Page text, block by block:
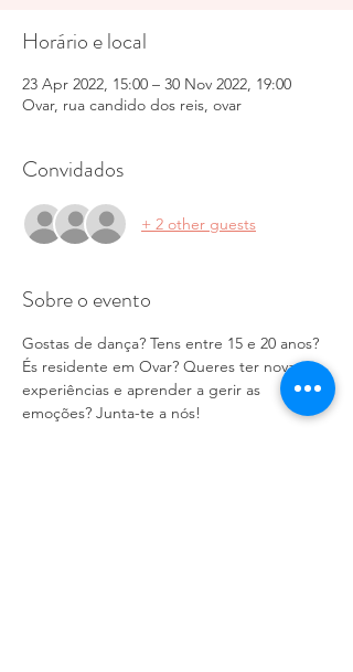
Horário e local
23 Apr 2022, 15:00 – 30 Nov 2022, 19:00
Ovar, rua candido dos reis, ovar
Convidados
+ 2 other guests
Sobre o evento
Gostas de dança? Tens entre 15 e 20 anos?
És residente em Ovar? Queres ter novas
experiências e aprender a gerir as
emoções? Junta-te a nós!